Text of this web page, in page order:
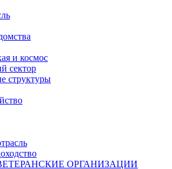
и космос
сектор
структуры
ОРГАНИЗАЦИИ